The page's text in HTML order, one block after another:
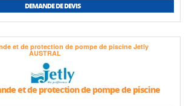
DEMANDE DE DEVIS
et de protection de pompe de piscine